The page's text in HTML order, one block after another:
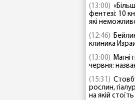
(13:00)
фентезі: 10
які
(12:46)
клиника
(13:00)
червня:
(15:31)
рослин,
на якій